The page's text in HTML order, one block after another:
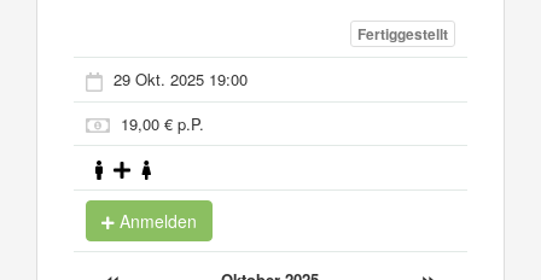
Fertiggestellt
29 Okt. 2025 19:00
19,00 € p.P.
Anmelden